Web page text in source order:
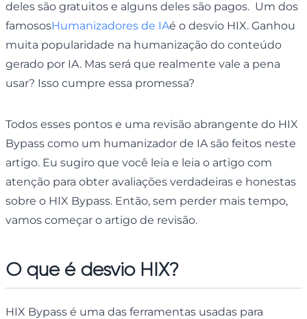
deles são gratuitos e alguns deles são pagos. Um dos
famososHumanizadores de IAé o desvio HIX. Ganhou
muita popularidade na humanização do conteúdo
gerado por IA. Mas será que realmente vale a pena
usar? Isso cumpre essa promessa?
Todos esses pontos e uma revisão abrangente do HIX
Bypass como um humanizador de IA são feitos neste
artigo. Eu sugiro que você leia e leia o artigo com
atenção para obter avaliações verdadeiras e honestas
sobre o HIX Bypass. Então, sem perder mais tempo,
vamos começar o artigo de revisão.
O que é desvio HIX?
HIX Bypass é uma das ferramentas usadas para